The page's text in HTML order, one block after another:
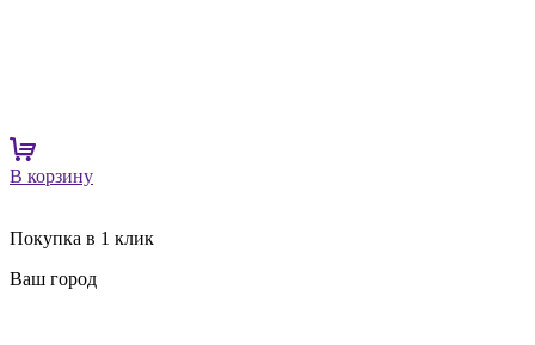
В корзину
Покупка в 1 клик
Ваш город